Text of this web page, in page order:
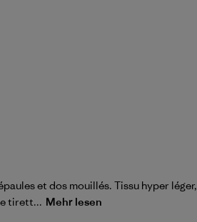
et dos mouillés. Tissu hyper léger,
tirett... Mehr lesen